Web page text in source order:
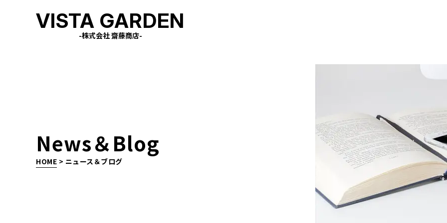
VISTA GARDEN
-株式会社 齋藤商店-
News＆Blog
HOME > ニュース＆ブログ